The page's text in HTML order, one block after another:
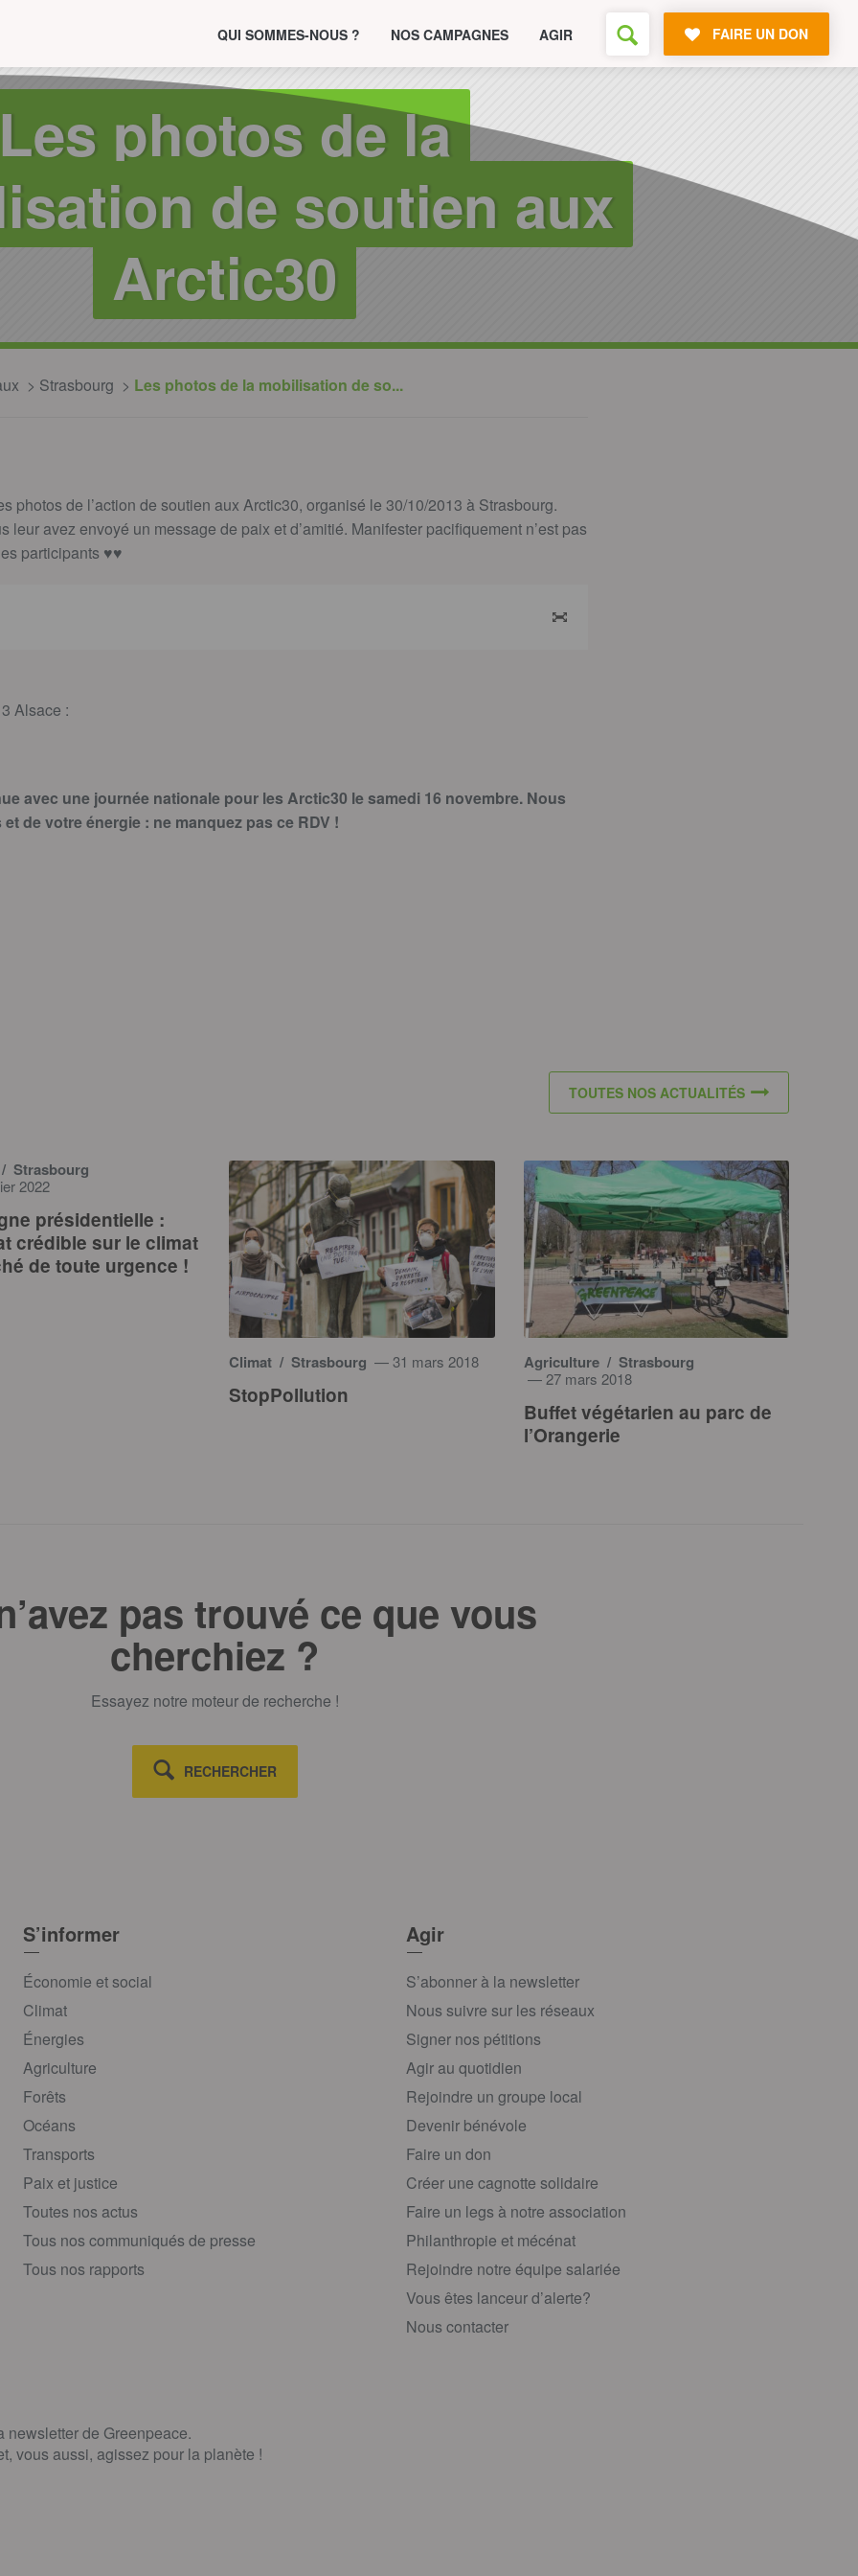
QUI SOMMES-NOUS ? NOS CAMPAGNES AGIR FAIRE UN DON
photos de la
de soutien aux
Arctic30
Strasbourg Les photos de la mobilisation de so...
photos de l’action de soutien aux Arctic30, organisé le 30/10/2013 à Strasbourg.
leur avez envoyé un message de paix et d’amitié. Manifester pacifiquement n’est pas
participants ♥♥
ZOOMER
Alsace :
avec une journée nationale pour les Arctic30 le samedi 16 novembre. Nous
de votre énergie : ne manquez pas ce RDV !
Strasbourg
2022
présidentielle :
crédible sur le climat
de toute urgence !
Climat / Strasbourg — 31 mars 2018
StopPollution
Agriculture / Strasbourg
— 27 mars 2018
Buffet végétarien au parc de
l’Orangerie
TOUTES NOS ACTUALITÉS
pas trouvé ce que vous
cherchiez ?
Essayez notre moteur de recherche !
RECHERCHER
S’informer
Économie et social
Climat
Énergies
Agriculture
Forêts
Océans
Transports
Paix et justice
Toutes nos actus
Tous nos communiqués de presse
Tous nos rapports
Agir
S’abonner à la newsletter
Nous suivre sur les réseaux
Signer nos pétitions
Agir au quotidien
Rejoindre un groupe local
Devenir bénévole
Faire un don
Créer une cagnotte solidaire
Faire un legs à notre association
Philanthropie et mécénat
Rejoindre notre équipe salariée
Vous êtes lanceur d’alerte?
Nous contacter
de Greenpeace.
vous aussi, agissez pour la planète !